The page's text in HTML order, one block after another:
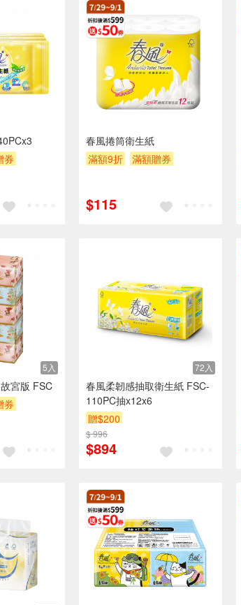
券
春風捲筒衛生紙
滿額9折
滿額贈券
$115
5入
宮版 FSC
券
72入
春風柔韌感抽取衛生紙 FSC-
110PC抽x12x6
贈$200
$ 996
$894